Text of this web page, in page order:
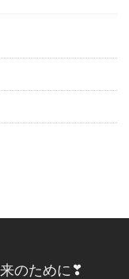
のために❣